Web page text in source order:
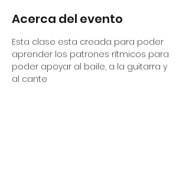
Acerca del evento
Esta clase esta creada para poder
aprender los patrones rítmicos para
poder apoyar al baile, a la guitarra y
al cante